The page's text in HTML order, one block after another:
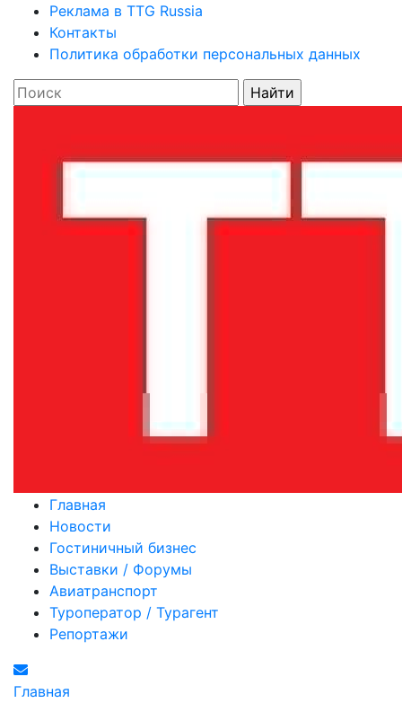
Реклама в TTG Russia
Контакты
Политика обработки персональных данных
Главная
Новости
Гостиничный бизнес
Выставки / Форумы
Авиатранспорт
Туроператор / Турагент
Репортажи
Главная